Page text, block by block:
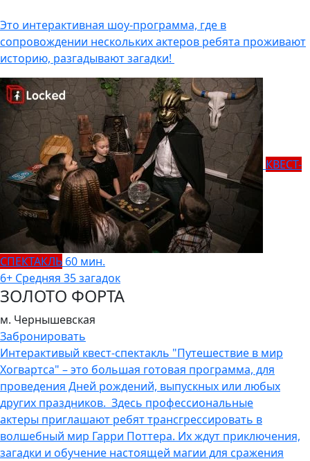
Это интерактивная шоу-программа, где в
сопровождении нескольких актеров ребята проживают
историю, разгадывают загадки!
КВЕСТ-
СПЕКТАКЛЬ 60 мин.
6+ Средняя 35 загадок
ЗОЛОТО ФОРТА
м. Чернышевская
Забронировать
Интерактивый квест-спектакль "Путешествие в мир
Хогвартса" – это большая готовая программа, для
проведения Дней рождений, выпускных или любых
других праздников. Здесь профессиональные
актеры приглашают ребят трансгрессировать в
волшебный мир Гарри Поттера. Их ждут приключения,
загадки и обучение настоящей магии для сражения